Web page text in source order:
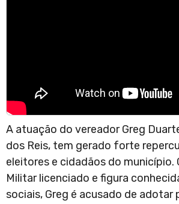
A atuação do vereador Greg
dos Reis, tem gerado forte
eleitores e cidadãos do município.
Militar licenciado e figura
sociais, Greg é acusado de adotar